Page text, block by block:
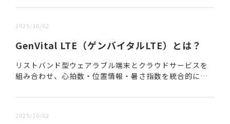
数が多い業種の一つである。 本評価制度は、「健康...
2025/10/02
GenVital LTE（ゲンバイタルLTE）とは？
リストバンド型ウェアラブル端末とクラウドサービスを
組み合わせ、心拍数・位置情報・暑さ指数を統合的に管
林組と株式会社GRIFFYが共同開発し、NETI...
2025/10/02